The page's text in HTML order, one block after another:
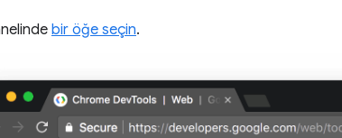
bir öğe seçin.